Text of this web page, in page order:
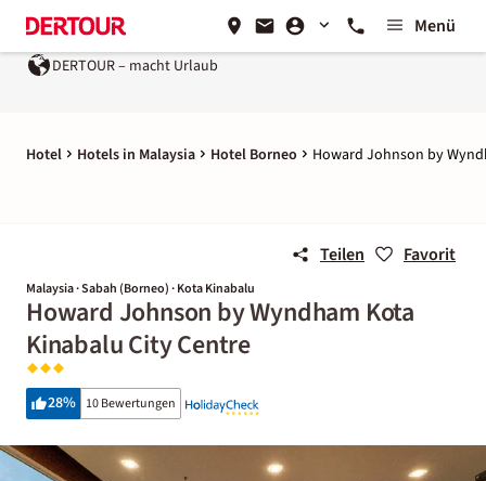
Menü
DERTOUR – macht Urlaub
Hotel Hotels in Malaysia Hotel Borneo Howard Johnson by
Teilen Favorit
Malaysia · Sabah (Borneo) · Kota Kinabalu
Howard Johnson by Wyndham Kota
Kinabalu City Centre
28% 10 Bewertungen